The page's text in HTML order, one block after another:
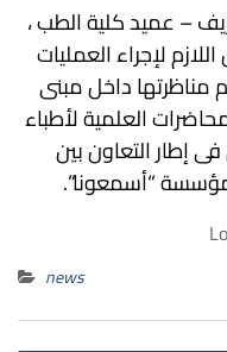
– عميد كلية الطب ،
لإجراء العمليات
مناظرتها داخل مبنى
العلمية لأطباء
إطار التعاون بين
“أسمعونا”.
news